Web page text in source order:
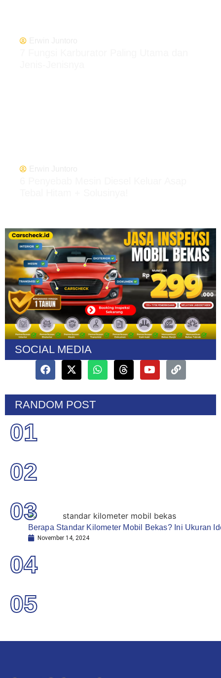
SOCIAL MEDIA
RANDOM POST
01
02
Berapa Standar Kilometer Mobil Bekas? Ini Ukuran
November 14, 2024
03
04
05